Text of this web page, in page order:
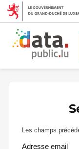
Les champs
Adresse email